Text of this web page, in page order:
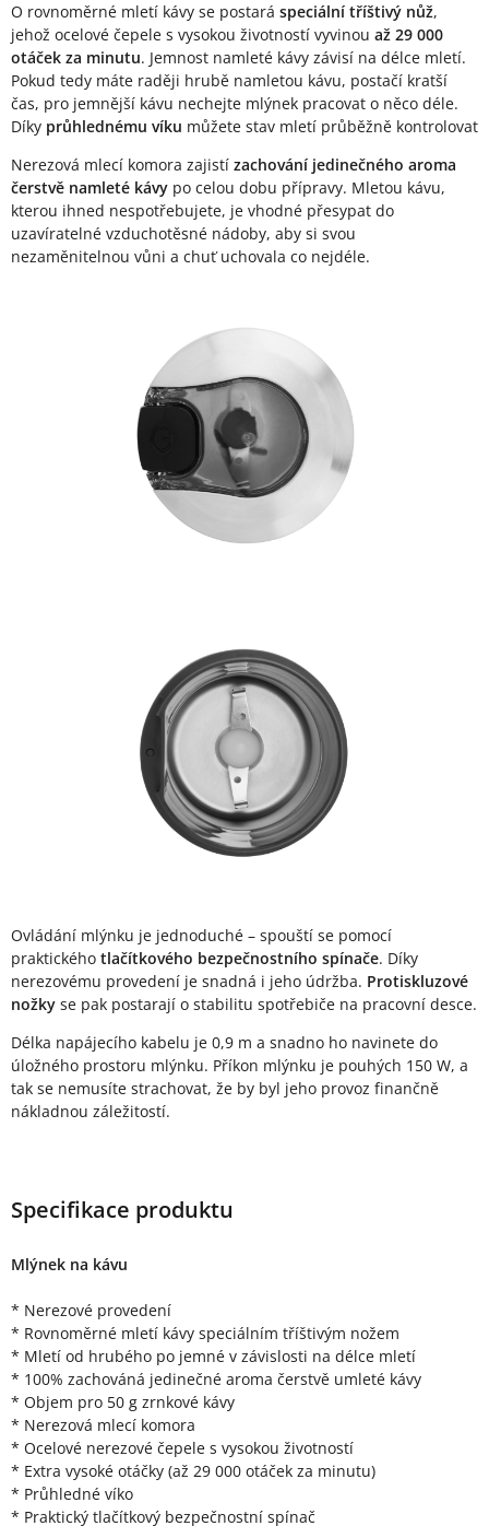
O rovnoměrné mletí kávy se postará speciální tříštivý nůž,
jehož ocelové čepele s vysokou životností vyvinou až 29 000
otáček za minutu. Jemnost namleté kávy závisí na délce mletí.
Pokud tedy máte raději hrubě namletou kávu, postačí kratší
čas, pro jemnější kávu nechejte mlýnek pracovat o něco déle.
Díky průhlednému víku můžete stav mletí průběžně kontrolovat
Nerezová mlecí komora zajistí zachování jedinečného aroma
čerstvě namleté kávy po celou dobu přípravy. Mletou kávu,
kterou ihned nespotřebujete, je vhodné přesypat do
uzavíratelné vzduchotěsné nádoby, aby si svou
nezaměnitelnou vůni a chuť uchovala co nejdéle.
Ovládání mlýnku je jednoduché – spouští se pomocí
praktického tlačítkového bezpečnostního spínače. Díky
nerezovému provedení je snadná i jeho údržba. Protiskluzové
nožky se pak postarají o stabilitu spotřebiče na pracovní desce.
Délka napájecího kabelu je 0,9 m a snadno ho navinete do
úložného prostoru mlýnku. Příkon mlýnku je pouhých 150 W, a
tak se nemusíte strachovat, že by byl jeho provoz finančně
nákladnou záležitostí.
Specifikace produktu
Mlýnek na kávu
* Nerezové provedení
* Rovnoměrné mletí kávy speciálním tříštivým nožem
* Mletí od hrubého po jemné v závislosti na délce mletí
* 100% zachováná jedinečné aroma čerstvě umleté kávy
* Objem pro 50 g zrnkové kávy
* Nerezová mlecí komora
* Ocelové nerezové čepele s vysokou životností
* Extra vysoké otáčky (až 29 000 otáček za minutu)
* Průhledné víko
* Praktický tlačítkový bezpečnostní spínač